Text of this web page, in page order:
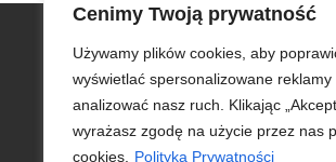
Cenimy Twoją prywatność
Używamy plików cookies, aby
wyświetlać spersonalizowane
analizować nasz ruch. Klikając
wyrażasz zgodę na użycie przez nas
cookies.
Polityka Prywatności
Szybkie menu
Zamów iCargo
Testuj bezpłatnie iCargo
Biuro obsługi klienta